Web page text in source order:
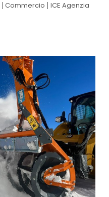
Commercio ICE Agenzia